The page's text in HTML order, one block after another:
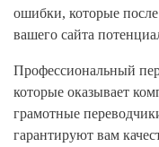
ошибки, которые после
вашего сайта
Профессиональный
которые оказывает
грамотные
гарантируют вам